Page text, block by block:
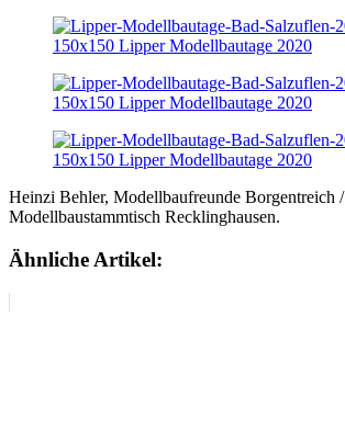
Heinzi Behler, Modellbaufreunde Borgentreich /
Modellbaustammtisch Recklinghausen.
Ähnliche Artikel: